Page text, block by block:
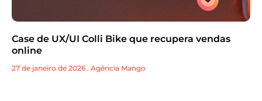
Case de UX/UI Colli Bike que recupera vendas
online
27 de janeiro de 2026 . Agência Mango